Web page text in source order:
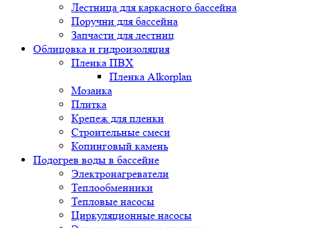
Лестница для каркасного бассейна
Поручни для бассейна
Запчасти для лестниц
Облицовка и гидроизоляция
Пленка ПВХ
Пленка Alkorplan
Мозаика
Плитка
Крепеж для пленки
Строительные смеси
Копинговый камень
Подогрев воды в бассейне
Электронагреватели
Теплообменники
Тепловые насосы
Циркуляционные насосы